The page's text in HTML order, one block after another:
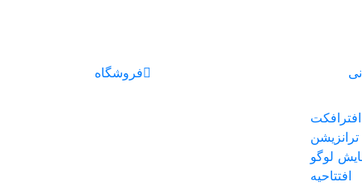
فروشگاه
افترافکت
ترانزیشن
لوگو
افتتاحیه